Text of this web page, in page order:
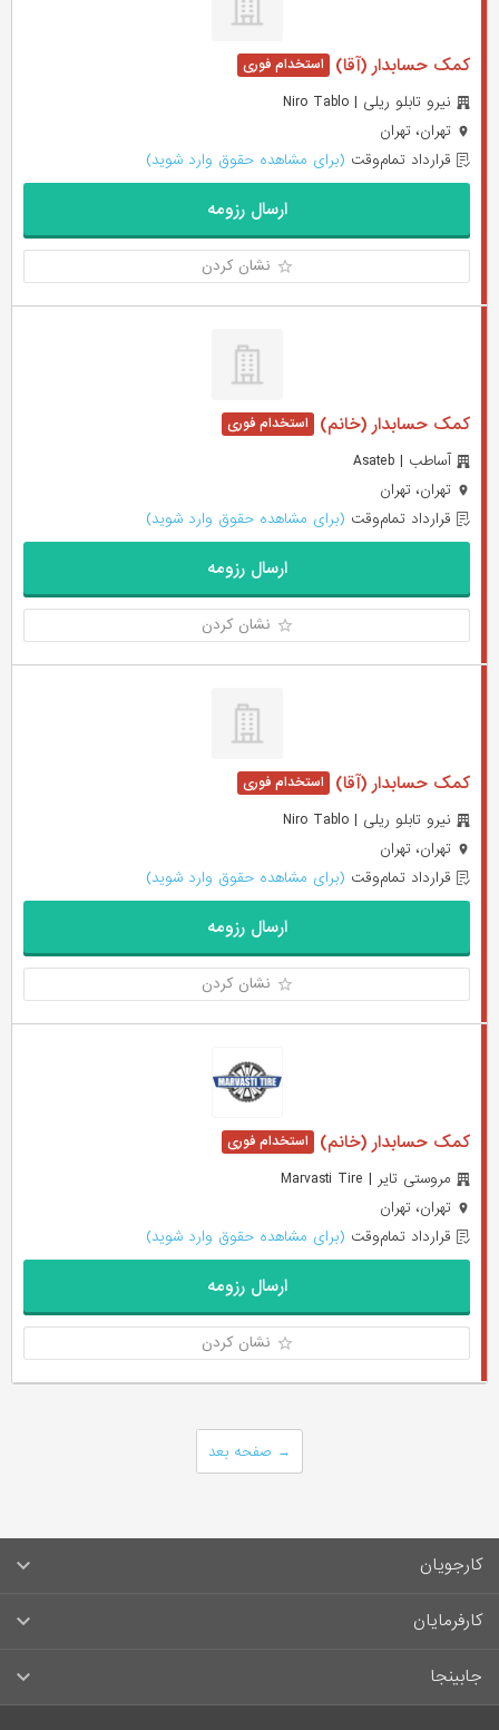
کمک حسابدار (آقا)
نیرو تابلو ریلی | Niro Tablo
تهران، تهران
قرارداد تمام‌وقت (برای مشاهده حقوق وارد شوید)
ارسال رزومه
نشان کردن
کمک حسابدار (خانم)
آساطب | Asateb
تهران، تهران
قرارداد تمام‌وقت (برای مشاهده حقوق وارد شوید)
ارسال رزومه
نشان کردن
کمک حسابدار (آقا)
نیرو تابلو ریلی | Niro Tablo
تهران، تهران
قرارداد تمام‌وقت (برای مشاهده حقوق وارد شوید)
ارسال رزومه
نشان کردن
کمک حسابدار (خانم)
مروستی تایر | Marvasti Tire
تهران، تهران
قرارداد تمام‌وقت (برای مشاهده حقوق وارد شوید)
ارسال رزومه
نشان کردن
صفحه بعد →
کارجویان
سوالات متداول کارجویان
لیست مشاغل
کارفرمایان
راهنمای ثبت آگهی استخدام
جابینجا